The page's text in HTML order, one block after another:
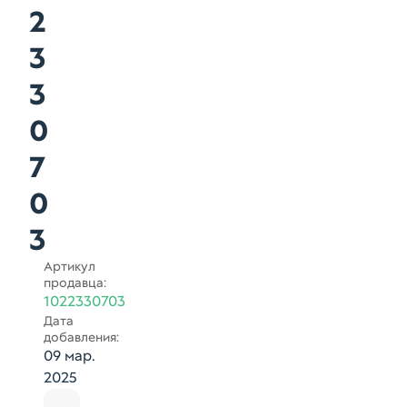
2
3
3
0
7
0
3
Артикул
продавца:
1022330703
Дата
добавления:
09 мар.
2025